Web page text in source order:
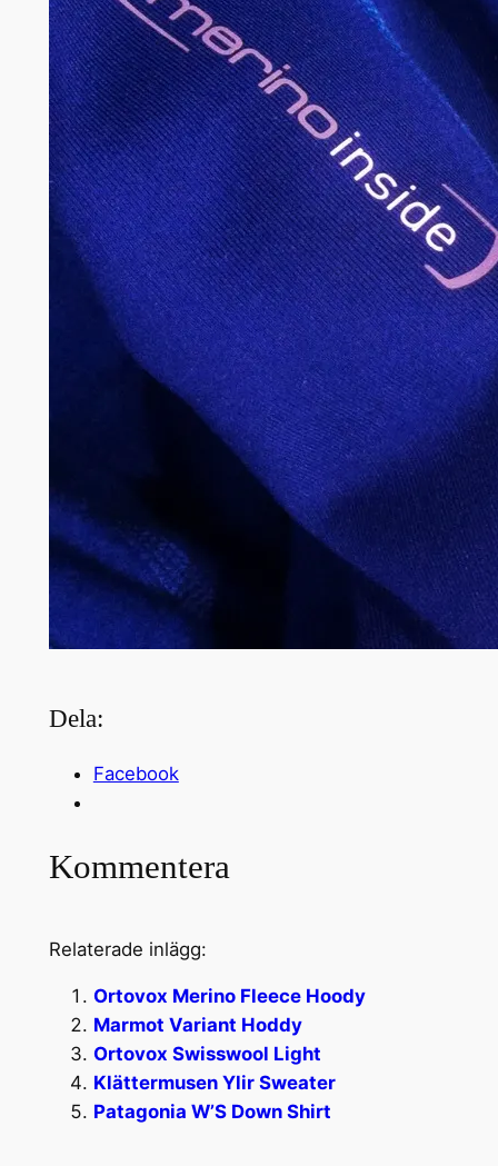
Dela:
Facebook
Kommentera
Relaterade inlägg:
Ortovox Merino Fleece Hoody
Marmot Variant Hoddy
Ortovox Swisswool Light
Klättermusen Ylir Sweater
Patagonia W’S Down Shirt